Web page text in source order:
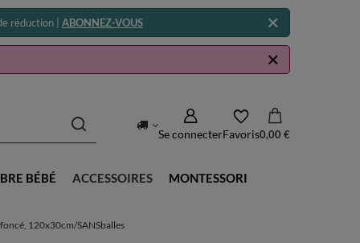
réduction | ABONNEZ-VOUS
Se connecterFavoris0,00 €
BÉBÉ ACCESSOIRES MONTESSORI
120x30cm/SANSballes